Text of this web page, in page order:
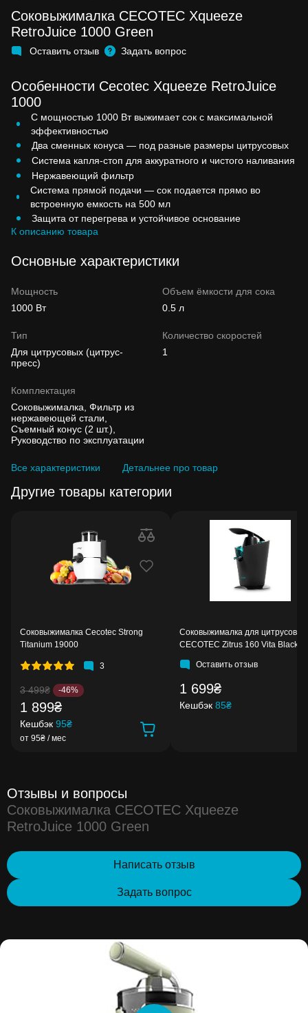
Соковыжималка CECOTEC Xqueeze
RetroJuice 1000 Green
Оставить отзыв Задать вопрос
Особенности Cecotec Xqueeze RetroJuice
1000
С мощностью 1000 Вт выжимает сок с максимальной
эффективностью
Два сменных конуса — под разные размеры цитрусовых
Система капля-стоп для аккуратного и чистого наливания
Нержавеющий фильтр
Система прямой подачи — сок подается прямо во
встроенную емкость на 500 мл
Защита от перегрева и устойчивое основание
К описанию товара
Основные характеристики
Мощность
1000 Вт
Объем ёмкости для сока
0.5 л
Тип
Для цитрусовых (цитрус-
пресс)
Количество скоростей
1
Комплектация
Соковыжималка, Фильтр из
нержавеющей стали,
Съемный конус (2 шт.),
Руководство по эксплуатации
Все характеристики Детальнее про товар
Другие товары категории
Соковыжималка Cecotec Strong
Titanium 19000
3
3 499₴ -46%
1 899₴
Кешбэк 95₴
от 95₴ / мес
Соковыжималка для цитрусовых
CECOTEC Zitrus 160 Vita Black
Оставить отзыв
1 699₴
Кешбэк 85₴
Отзывы и вопросы
Соковыжималка CECOTEC Xqueeze
RetroJuice 1000 Green
Написать отзыв
Задать вопрос